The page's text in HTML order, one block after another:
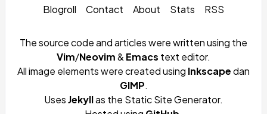
Blogroll Contact About Stats RSS
The source code and articles were written using the
Vim/Neovim&Emacs text editor.
All image elements were created using Inkscapedan
GIMP.
UsesJekyllas the Static Site Generator.